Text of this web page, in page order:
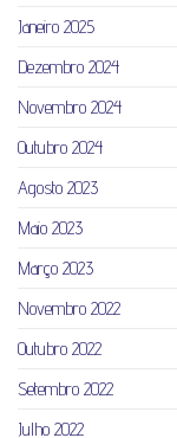
Janeiro 2025
Dezembro 2024
Novembro 2024
Outubro 2024
Agosto 2023
Maio 2023
Março 2023
Novembro 2022
Outubro 2022
Setembro 2022
Julho 2022